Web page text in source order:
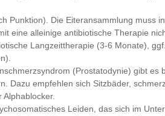
Punktion). Die Eiteransammlung muss
eine alleinige antibiotische Therapie
Langzeittherapie (3-6 Monate),
(Prostatodynie) gibt es
Dazu empfehlen sich Sitzbäder,
Leiden, das sich im